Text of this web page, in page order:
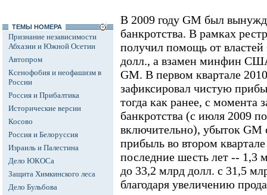
ТЕМЫ НОМЕРА
Признание независимости
Абхазии и Южной Осетии
Автопром
Ксенофобия и неофашизм в
России
Россия и Прибалтика
Исторические версии
Косово
Россия и Белоруссия
Израиль и Палестина
Дело ЮКОСа
Защита Химкинского леса
Дело Бульбова
В 2009 году GM был
банкротства. В рамках
получил помощь от
долл., а взамен минфин
GM. В первом квартале
зафиксировал чистую
тогда как ранее, с момента
банкротства (с июля 2009
включительно), убыток GM
прибыль во втором
последние шесть лет -- 1,3
до 33,2 млрд долл. с 31,5
благодаря увеличению